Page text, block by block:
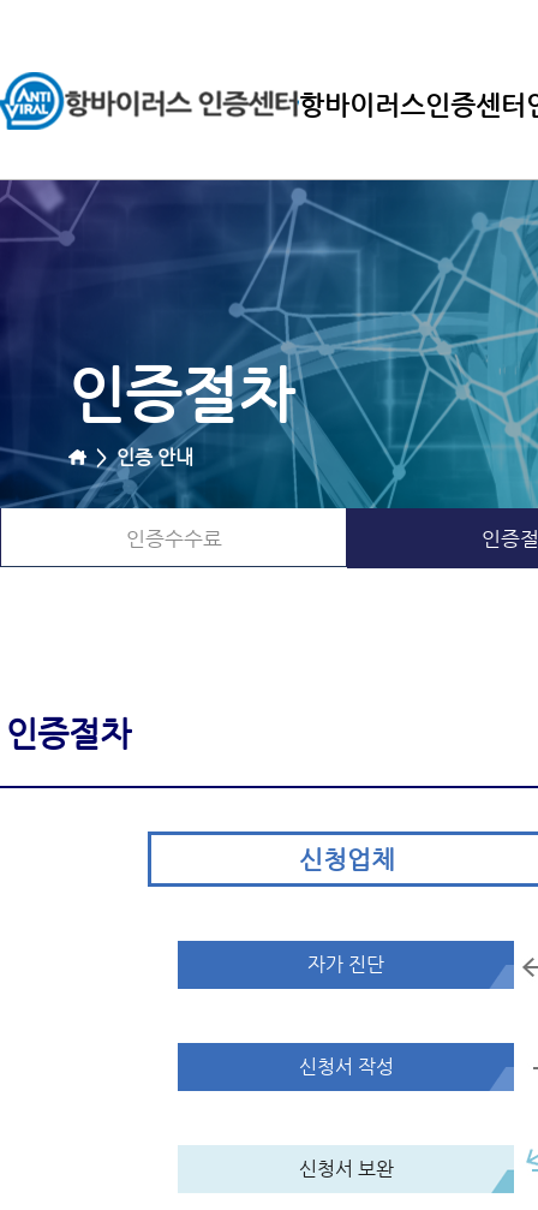
항바이러스인증센터
인증절차
>인증 안내
인증수수료 인증
인증절차
신청업체
자가 진단
신청서 작성
신청서 보완